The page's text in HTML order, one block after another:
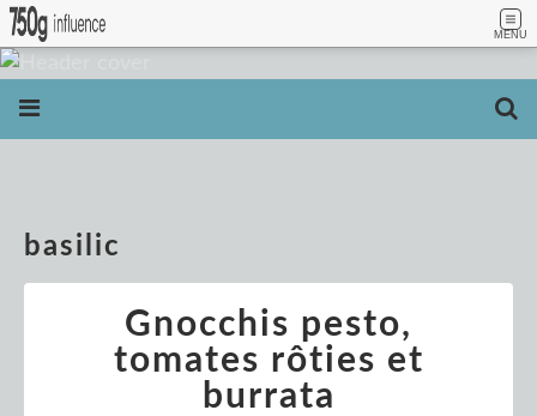
MENU
basilic
Gnocchis pesto,
tomates rôties et
burrata